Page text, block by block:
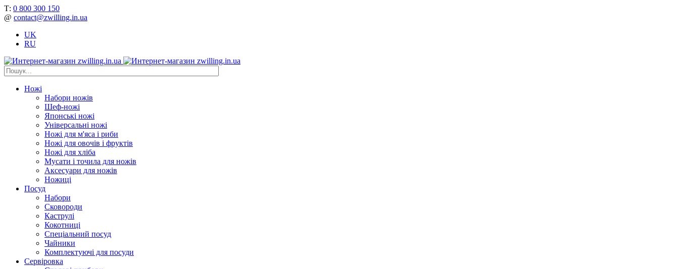
Т: 0 800 300 150
@ contact@zwilling.in.ua
UK
RU
Ножі
Набори ножів
Шеф-ножі
Японські ножі
Універсальні ножі
Ножі для м'яса і риби
Ножі для овочів і фруктів
Ножі для хліба
Мусати і точила для ножів
Аксесуари для ножів
Ножиці
Посуд
Набори
Сковороди
Каструлі
Кокотниці
Cпеціальний посуд
Чайники
Комплектуючі для посуди
Сервіровка